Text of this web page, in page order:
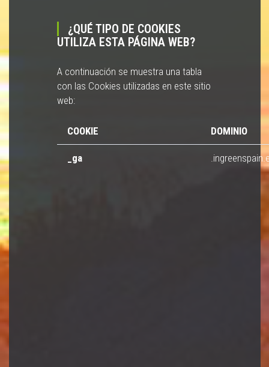
¿QUÉ TIPO DE COOKIES
UTILIZA ESTA PÁGINA WEB?
A continuación se muestra una tabla
con las Cookies utilizadas en este sitio
web:
COOKIE DOMINIO
_ga